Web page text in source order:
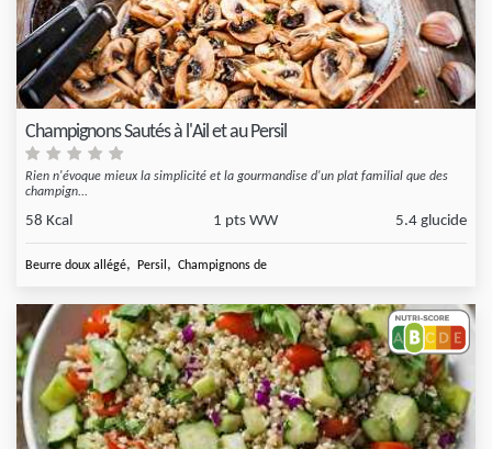
Champignons Sautés à l'Ail et au Persil
Rien n'évoque mieux la simplicité et la gourmandise d'un plat familial que des
champign...
58 Kcal 1 pts WW 5.4 glucide
Beurre doux allégé, Persil , Champignons de